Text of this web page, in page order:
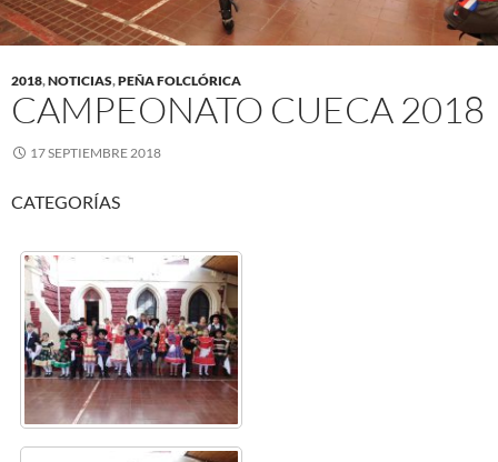
2018,NOTICIAS,PEÑA FOLCLÓRICA
CAMPEONATO CUECA 2018
17 SEPTIEMBRE 2018
CATEGORÍAS